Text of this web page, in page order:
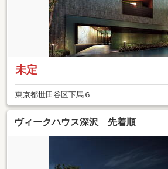
未定
東京都世田谷区下馬６
ヴィークハウス深沢 先着順